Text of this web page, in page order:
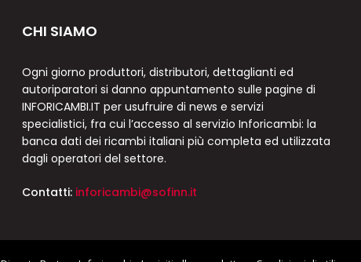
CHI SIAMO
Ogni giorno produttori, distributori, dettaglianti ed
autoriparatori si danno appuntamento sulle pagine di
INFORICAMBI.IT per usufruire di news e servizi
specialistici, fra cui l’accesso al servizio Inforicambi: la
banca dati dei ricambi italiani più completa ed utilizzata
dagli operatori del settore.
Contatti: inforicambi@sofinn.it